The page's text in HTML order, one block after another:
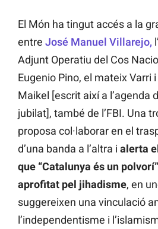
El Món ha tingut accés a la
entre José Manuel Villarejo,
Adjunt Operatiu del Cos
Eugenio Pino, el mateix Varri
Maikel [escrit així a l’agenda
jubilat], també de l’FBI. Una
proposa col·laborar en el
d’una banda a l’altra i alerta
que “Catalunya és un
aprofitat pel jihadisme, en
suggereixen una vinculació
l’independentisme i